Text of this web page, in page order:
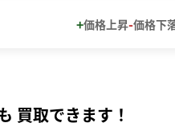
+価格上昇-価格下
買取できます！